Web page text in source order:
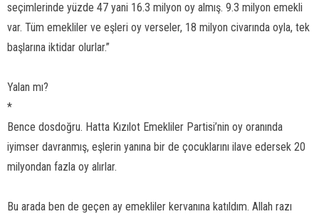
seçimlerinde yüzde 47 yani 16.3 milyon oy almış. 9.3 milyon emekli
var. Tüm emekliler ve eşleri oy verseler, 18 milyon civarında oyla, tek
başlarına iktidar olurlar.”
Yalan mı?
*
Bence dosdoğru. Hatta Kızılot Emekliler Partisi’nin oy oranında
iyimser davranmış, eşlerin yanına bir de çocuklarını ilave edersek 20
milyondan fazla oy alırlar.
Bu arada ben de geçen ay emekliler kervanına katıldım. Allah razı